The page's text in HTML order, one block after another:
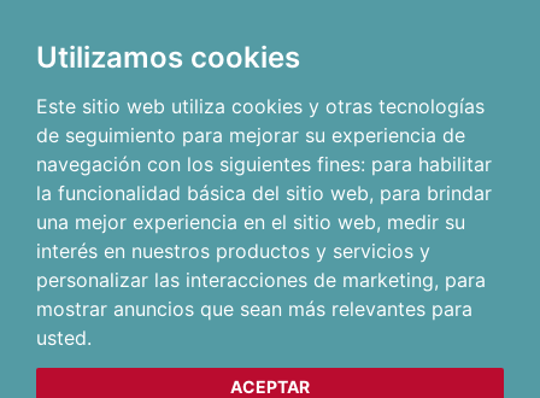
Utilizamos cookies
Este sitio web utiliza cookies y otras tecnologías
de seguimiento para mejorar su experiencia de
navegación con los siguientes fines: para habilitar
la funcionalidad básica del sitio web, para brindar
una mejor experiencia en el sitio web, medir su
interés en nuestros productos y servicios y
personalizar las interacciones de marketing, para
mostrar anuncios que sean más relevantes para
usted.
ACEPTAR